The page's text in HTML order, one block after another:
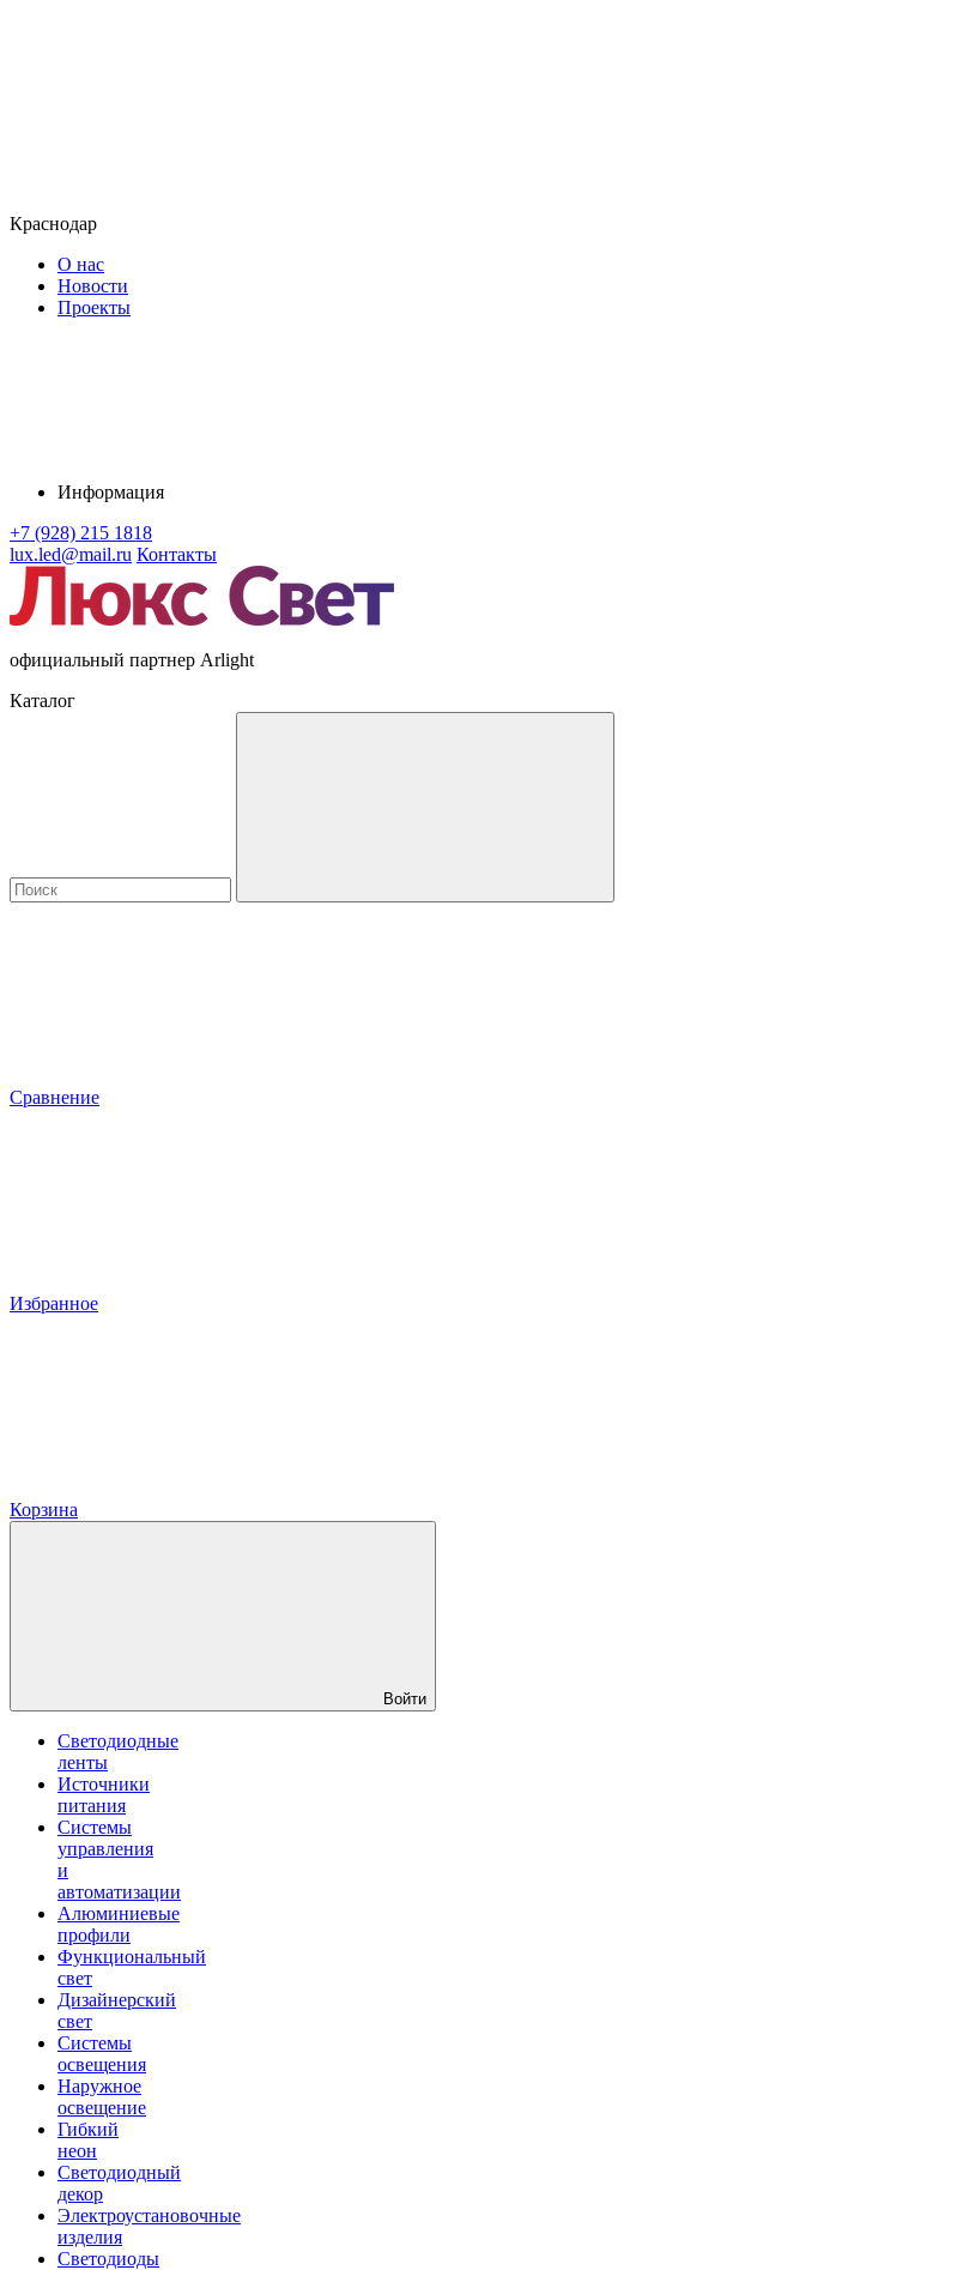
Краснодар
О нас
Новости
Проекты
Информация
+7 (928) 215 1818
lux.led@mail.ru Контакты
официальный партнер Arlight
Каталог
Сравнение
Избранное
Корзина
Войти
Светодиодные
ленты
Источники
питания
Системы
управления
и
автоматизации
Алюминиевые
профили
Функциональный
свет
Дизайнерский
свет
Системы
освещения
Наружное
освещение
Гибкий
неон
Светодиодный
декор
Электроустановочные
изделия
Светодиоды